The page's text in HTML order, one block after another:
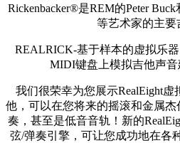
Rickenbacker®是REM的Peter Buck
等艺术家的主要
REALRICK-基于样本的虚拟乐
MIDI键盘上模拟吉他声音
我们很荣幸为您展示RealEight
他，可以在您将来的摇滚和金属
奏，甚至是低音音轨！新的
弦/弹奏引擎，可让您成功地在各